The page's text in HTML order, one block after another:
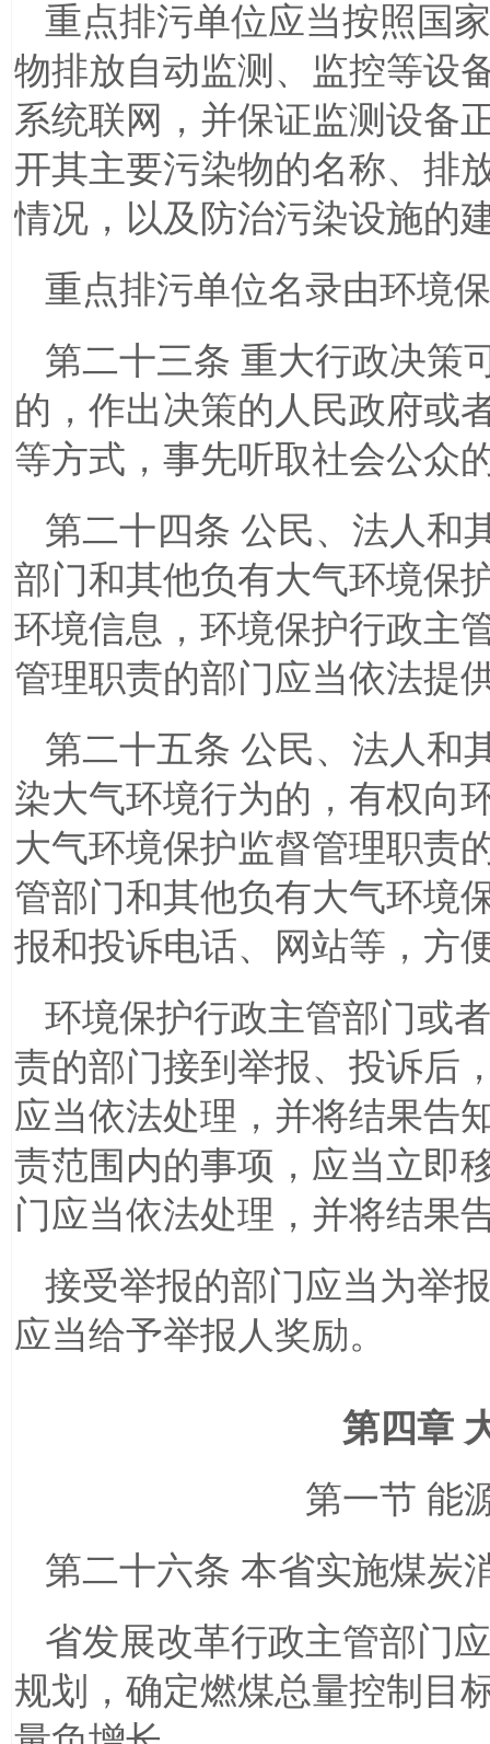
重点排污单位应当按照国
物排放自动监测、监控等设
系统联网，并保证监测设备
开其主要污染物的名称、排
情况，以及防治污染设施的
重点排污单位名录由环境
第二十三条 重大行政决策
的，作出决策的人民政府或
等方式，事先听取社会公众
第二十四条 公民、法人和
部门和其他负有大气环境保
环境信息，环境保护行政主
管理职责的部门应当依法提
第二十五条 公民、法人和
染大气环境行为的，有权向
大气环境保护监督管理职责
管部门和其他负有大气环境
报和投诉电话、网站等，方
环境保护行政主管部门或
责的部门接到举报、投诉后
应当依法处理，并将结果告
责范围内的事项，应当立即
门应当依法处理，并将结果
接受举报的部门应当为举
应当给予举报人奖励。
第四章
第一节 能
第二十六条 本省实施煤炭
省发展改革行政主管部门
规划，确定燃煤总量控制目